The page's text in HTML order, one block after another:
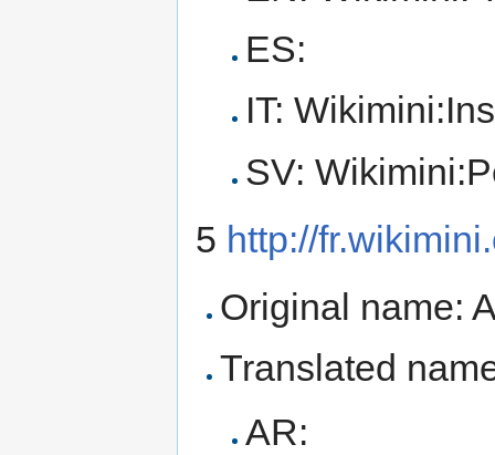
ES:
IT:
SV:
5 http://
Original name:
Translated
AR: